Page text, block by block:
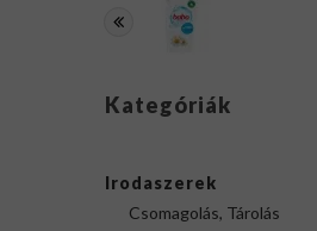
Kategóriák
Irodaszerek
Csomagolás, Tárolás